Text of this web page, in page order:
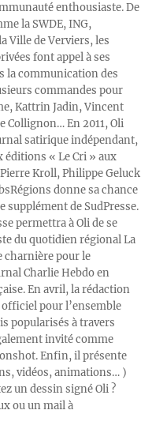
enthousiaste. De
la SWDE, ING,
Ville de Verviers, les
font appel à ses
la communication des
commandes pour
Kattrin Jadin, Vincent
Collignon… En 2011, Oli
satirique indépendant,
« Le Cri » aux
Kroll, Philippe Geluck
donne sa chance
supplément de SudPresse.
permettra à Oli de se
du quotidien régional La
charnière pour le
Charlie Hebdo en
En avril, la rédaction
pour l’ensemble
popularisés à travers
invité comme
Enfin, il présente
vidéos, animations… )
un dessin signé Oli ?
ou un mail à